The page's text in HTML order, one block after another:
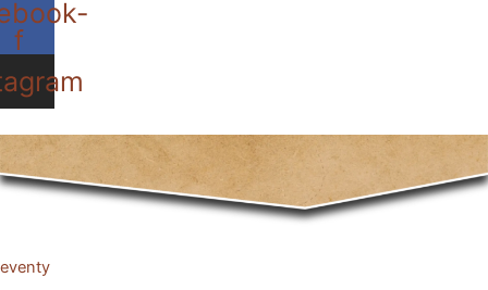
f
eventy